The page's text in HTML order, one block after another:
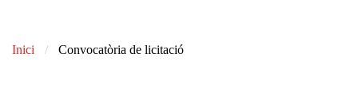
Inici Convocatòria de licitació